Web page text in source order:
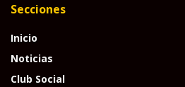
Secciones
Inicio
Noticias
Club Social